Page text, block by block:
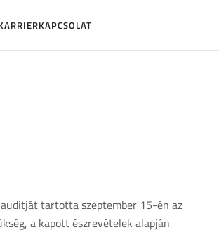
KAPCSOLAT
tartotta szeptember 15-én az
a kapott észrevételek alapján